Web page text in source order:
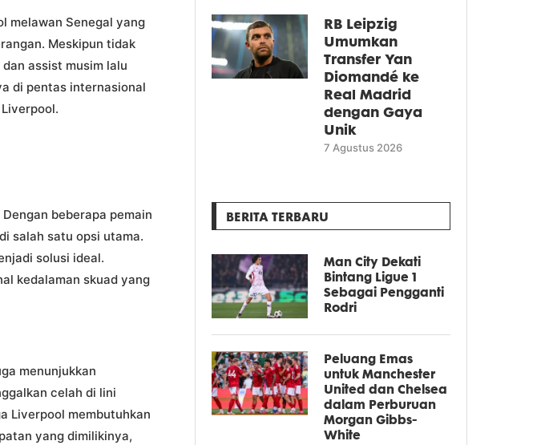
melawan Senegal yang
Meskipun tidak
assist musim lalu
di pentas internasional
beberapa pemain
salah satu opsi utama.
solusi ideal.
kedalaman skuad yang
menunjukkan
celah di lini
Liverpool membutuhkan
yang dimilikinya,
RB Leipzig
Umumkan
Transfer Yan
Diomandé ke
Real Madrid
dengan Gaya
Unik
7 Agustus 2026
BERITA TERBARU
Man City Dekati
Bintang Ligue 1
Sebagai Pengganti
Rodri
Peluang Emas
untuk Manchester
United dan Chelsea
dalam Perburuan
Morgan Gibbs-
White